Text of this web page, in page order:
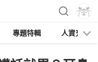
專題特輯 人資充電